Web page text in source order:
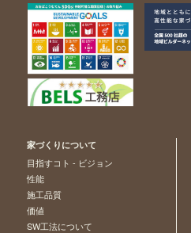
家づくりについて
目指すコト - ビジョン
性能
施工品質
価値
SW工法について